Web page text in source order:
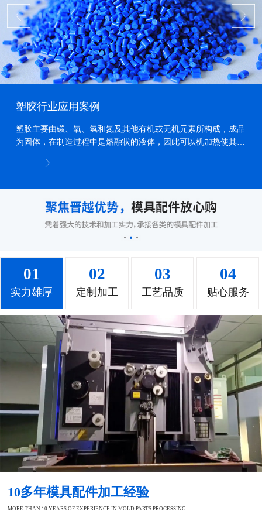
塑胶行业应用案例
塑胶主要由碳、氧、氢和氮及其他有机或无机元素所构成，成品
为固体，在制造过程中是熔融状的液体，因此可以机加热使其熔
01
实力雄厚
02
定制加工
03
工艺品质
04
贴心服务
10多年模具配件加工经验
MORE THAN 10 YEARS OF EXPERIENCE IN MOLD PARTS PROCESSING